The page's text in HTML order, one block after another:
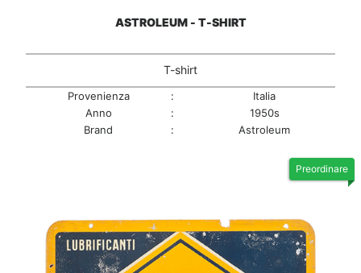
ASTROLEUM - T-SHIRT
T-shirt
Provenienza :
Italia
Anno
:
1950s
Brand
: Astroleum
Preordinare